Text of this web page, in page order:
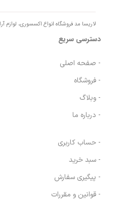
لاریسا مد فروشگاه انواع اکسسوری، لوازم
دسترسی سریع
- صفحه اصلی
- فروشگاه
- وبلاگ
- درباره ما
- حساب کاربری
- سبد خرید
- پیگیری سفارش
- قوانین و مقررات